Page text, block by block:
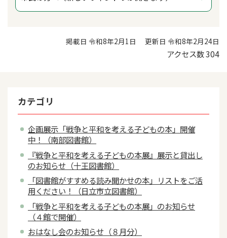
掲載日 令和8年2月1日 更新日 令和8年2月24日
アクセス数304
カテゴリ
企画展示「戦争と平和を考える子どもの本」開催
中！（南部図書館）
『戦争と平和を考える子どもの本展』展示と貸出し
のお知らせ（十王図書館）
「図書館がすすめる読み聞かせの本」リストをご活
用ください！（日立市立図書館）
「戦争と平和を考える子どもの本展」のお知らせ
（４館で開催）
おはなし会のお知らせ（８月分）